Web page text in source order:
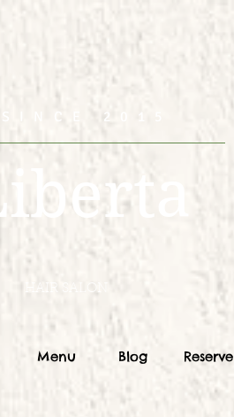
SINCE 2015
HAIR SALON
Menu Blog Reserve